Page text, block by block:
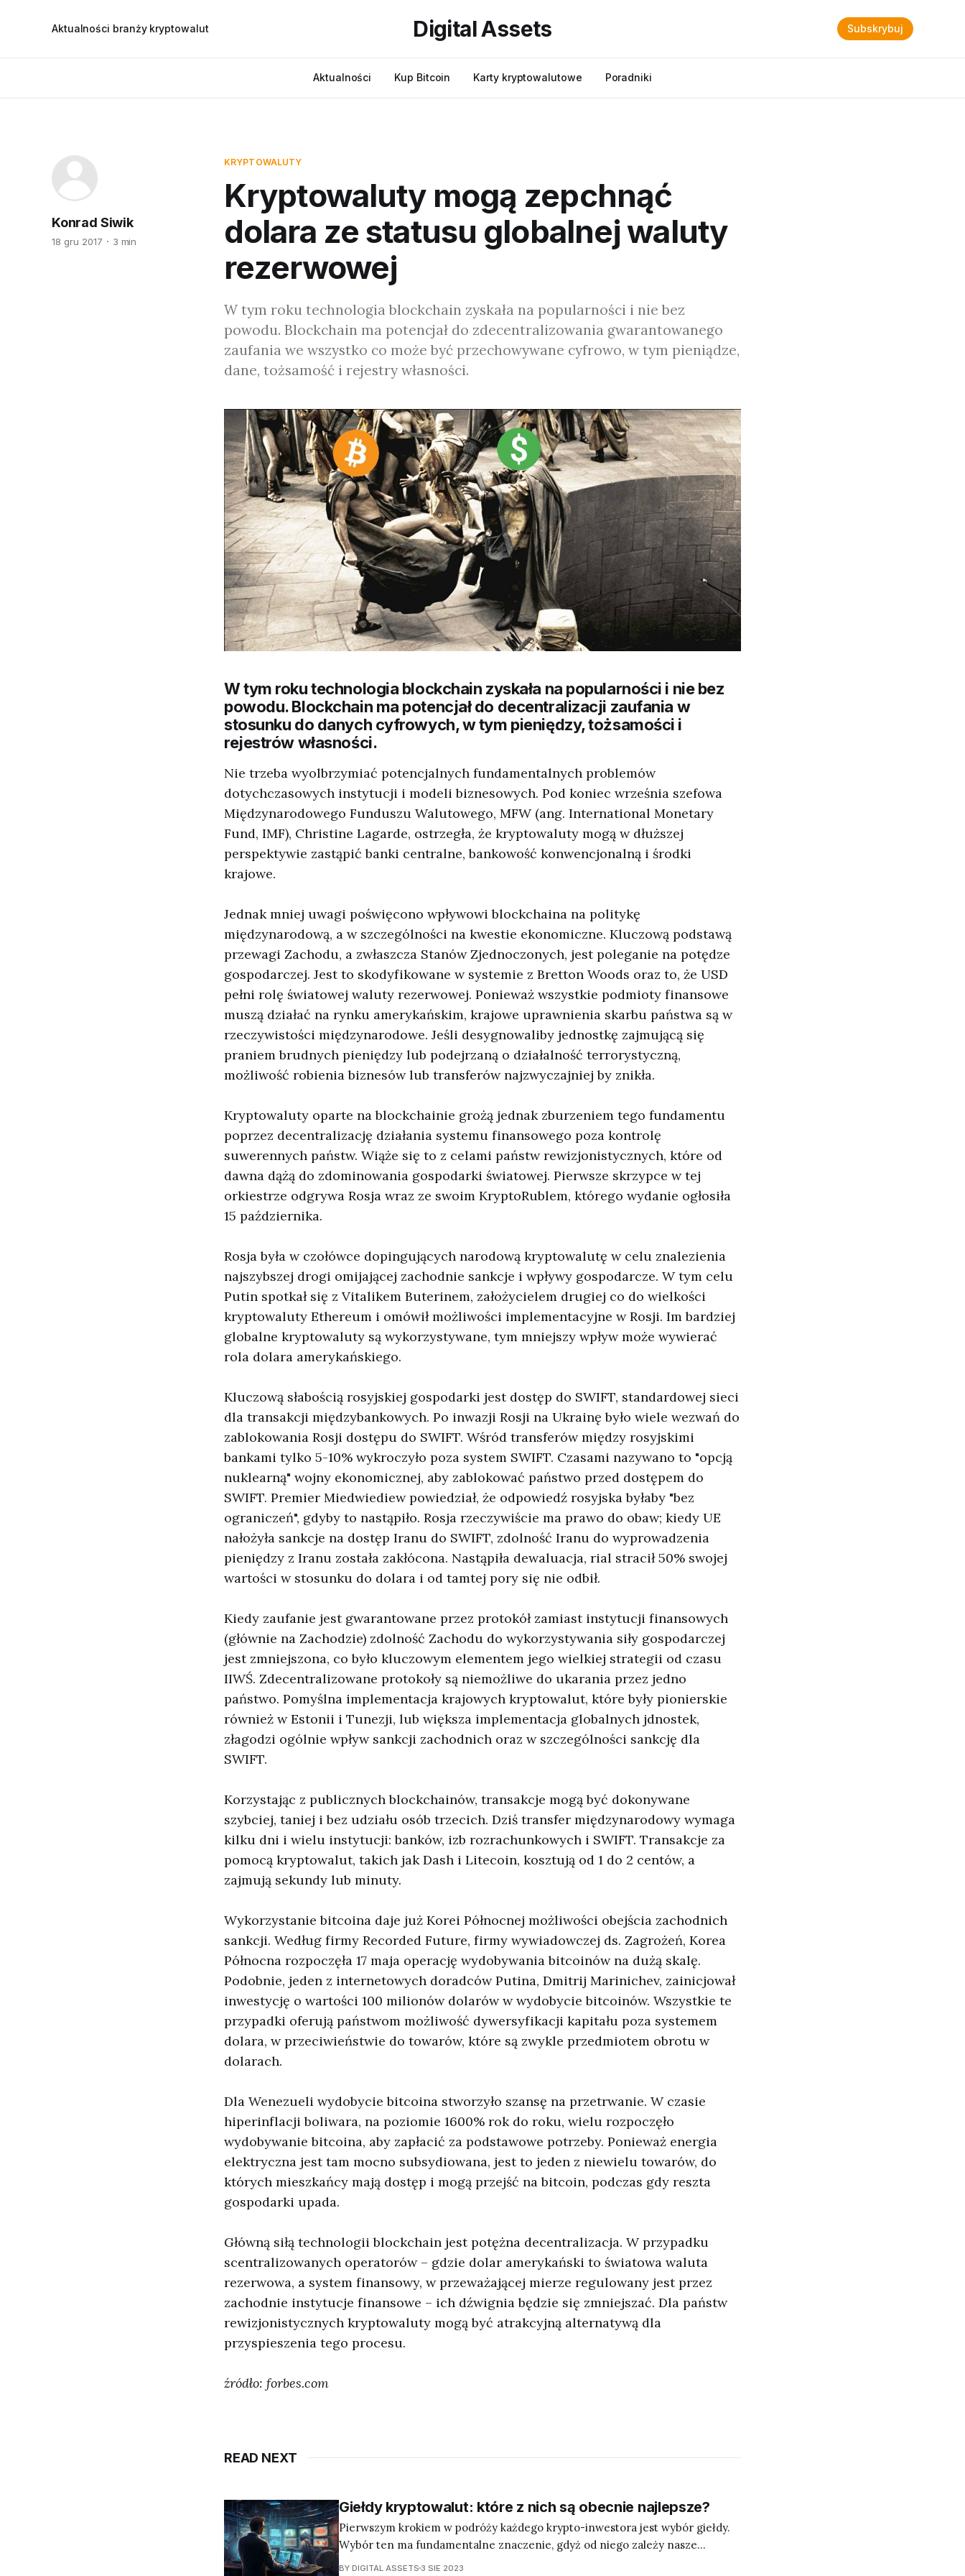
Aktualności branży kryptowalut Digital Assets
Aktualności Kup Bitcoin Karty kryptowalutowe Poradniki
Subskrybuj
KRYPTOWALUTY
Kryptowaluty mogą zepchnąć
dolara ze statusu globalnej waluty
rezerwowej
Konrad Siwik
18 gru 2017 3 min
W tym roku technologia blockchain zyskała na popularności i nie bez
powodu. Blockchain ma potencjał do zdecentralizowania gwarantowanego
zaufania we wszystko co może być przechowywane cyfrowo, w tym pieniądze,
dane, tożsamość i rejestry własności.
W tym roku technologia blockchain zyskała na popularności i nie bez
powodu. Blockchain ma potencjał do decentralizacji zaufania w
stosunku do danych cyfrowych, w tym pieniędzy, tożsamości i
rejestrów własności.
Nie trzeba wyolbrzymiać potencjalnych fundamentalnych problemów
dotychczasowych instytucji i modeli biznesowych. Pod koniec września szefowa
Międzynarodowego Funduszu Walutowego, MFW (ang. International Monetary
Fund, IMF), Christine Lagarde, ostrzegła, że kryptowaluty mogą w dłuższej
perspektywie zastąpić banki centralne, bankowość konwencjonalną i środki
krajowe.
Jednak mniej uwagi poświęcono wpływowi blockchaina na politykę
międzynarodową, a w szczególności na kwestie ekonomiczne. Kluczową podstawą
przewagi Zachodu, a zwłaszcza Stanów Zjednoczonych, jest poleganie na potędze
gospodarczej. Jest to skodyfikowane w systemie z Bretton Woods oraz to, że USD
pełni rolę światowej waluty rezerwowej. Ponieważ wszystkie podmioty finansowe
muszą działać na rynku amerykańskim, krajowe uprawnienia skarbu państwa są w
rzeczywistości międzynarodowe. Jeśli desygnowaliby jednostkę zajmującą się
praniem brudnych pieniędzy lub podejrzaną o działalność terrorystyczną,
możliwość robienia biznesów lub transferów najzwyczajniej by znikła.
Kryptowaluty oparte na blockchainie grożą jednak zburzeniem tego fundamentu
poprzez decentralizację działania systemu finansowego poza kontrolę
suwerennych państw. Wiąże się to z celami państw rewizjonistycznych, które od
dawna dążą do zdominowania gospodarki światowej. Pierwsze skrzypce w tej
orkiestrze odgrywa Rosja wraz ze swoim KryptoRublem, którego wydanie ogłosiła
15 października.
Rosja była w czołówce dopingujących narodową kryptowalutę w celu znalezienia
najszybszej drogi omijającej zachodnie sankcje i wpływy gospodarcze. W tym celu
Putin spotkał się z Vitalikem Buterinem, założycielem drugiej co do wielkości
kryptowaluty Ethereum i omówił możliwości implementacyjne w Rosji. Im bardziej
globalne kryptowaluty są wykorzystywane, tym mniejszy wpływ może wywierać
rola dolara amerykańskiego.
Kluczową słabością rosyjskiej gospodarki jest dostęp do SWIFT, standardowej sieci
dla transakcji międzybankowych. Po inwazji Rosji na Ukrainę było wiele wezwań do
zablokowania Rosji dostępu do SWIFT. Wśród transferów między rosyjskimi
bankami tylko 5-10% wykroczyło poza system SWIFT. Czasami nazywano to "opcją
nuklearną" wojny ekonomicznej, aby zablokować państwo przed dostępem do
SWIFT. Premier Miedwiediew powiedział, że odpowiedź rosyjska byłaby "bez
ograniczeń", gdyby to nastąpiło. Rosja rzeczywiście ma prawo do obaw; kiedy UE
nałożyła sankcje na dostęp Iranu do SWIFT, zdolność Iranu do wyprowadzenia
pieniędzy z Iranu została zakłócona. Nastąpiła dewaluacja, rial stracił 50% swojej
wartości w stosunku do dolara i od tamtej pory się nie odbił.
Kiedy zaufanie jest gwarantowane przez protokół zamiast instytucji finansowych
(głównie na Zachodzie) zdolność Zachodu do wykorzystywania siły gospodarczej
jest zmniejszona, co było kluczowym elementem jego wielkiej strategii od czasu
IIWŚ. Zdecentralizowane protokoły są niemożliwe do ukarania przez jedno
państwo. Pomyślna implementacja krajowych kryptowalut, które były pionierskie
również w Estonii i Tunezji, lub większa implementacja globalnych jdnostek,
złagodzi ogólnie wpływ sankcji zachodnich oraz w szczególności sankcję dla
SWIFT.
Korzystając z publicznych blockchainów, transakcje mogą być dokonywane
szybciej, taniej i bez udziału osób trzecich. Dziś transfer międzynarodowy wymaga
kilku dni i wielu instytucji: banków, izb rozrachunkowych i SWIFT. Transakcje za
pomocą kryptowalut, takich jak Dash i Litecoin, kosztują od 1 do 2 centów, a
zajmują sekundy lub minuty.
Wykorzystanie bitcoina daje już Korei Północnej możliwości obejścia zachodnich
sankcji. Według firmy Recorded Future, firmy wywiadowczej ds. Zagrożeń, Korea
Północna rozpoczęła 17 maja operację wydobywania bitcoinów na dużą skalę.
Podobnie, jeden z internetowych doradców Putina, Dmitrij Marinichev, zainicjował
inwestycję o wartości 100 milionów dolarów w wydobycie bitcoinów. Wszystkie te
przypadki oferują państwom możliwość dywersyfikacji kapitału poza systemem
dolara, w przeciwieństwie do towarów, które są zwykle przedmiotem obrotu w
dolarach.
Dla Wenezueli wydobycie bitcoina stworzyło szansę na przetrwanie. W czasie
hiperinflacji boliwara, na poziomie 1600% rok do roku, wielu rozpoczęło
wydobywanie bitcoina, aby zapłacić za podstawowe potrzeby. Ponieważ energia
elektryczna jest tam mocno subsydiowana, jest to jeden z niewielu towarów, do
których mieszkańcy mają dostęp i mogą przejść na bitcoin, podczas gdy reszta
gospodarki upada.
Główną siłą technologii blockchain jest potężna decentralizacja. W przypadku
scentralizowanych operatorów – gdzie dolar amerykański to światowa waluta
rezerwowa, a system finansowy, w przeważającej mierze regulowany jest przez
zachodnie instytucje finansowe – ich dźwignia będzie się zmniejszać. Dla państw
rewizjonistycznych kryptowaluty mogą być atrakcyjną alternatywą dla
przyspieszenia tego procesu.
źródło: forbes.com
READ NEXT
Giełdy kryptowalut: które z nich są obecnie najlepsze?
Pierwszym krokiem w podróży każdego krypto-inwestora jest wybór giełdy.
Wybór ten ma fundamentalne znaczenie, gdyż od niego zależy nasze
BY DIGITAL ASSETS 3 SIE 2023